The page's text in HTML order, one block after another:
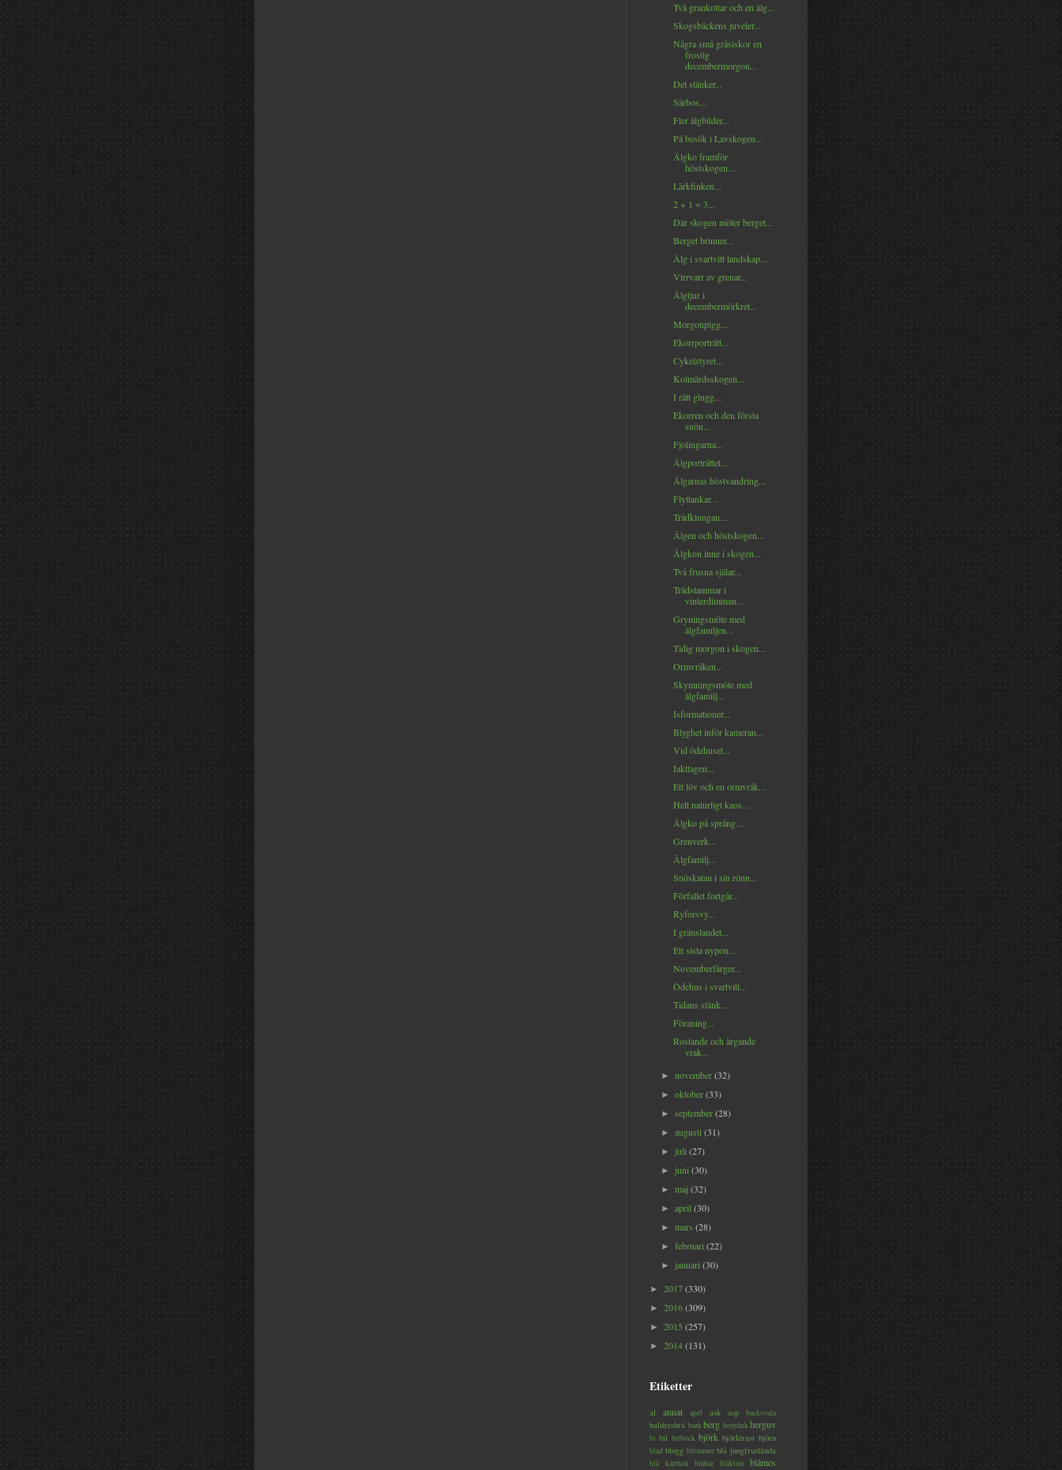
Två grankottar och en älg...
Skogsbäckens juveler...
Några små gråsiskor en
frostig
decembermorgon...
Det stänker...
Särbos...
Fler älgbilder...
På besök i Lavskogen...
Älgko framför
höstskogen...
Lärkfinken...
2 + 1 = 3...
Där skogen möter berget...
Berget brinner...
Älg i svartvitt landskap...
Virrvarr av grenar...
Älgtjur i
decembermörkret...
Morgonpigg...
Ekorrporträtt...
Cykelstyret...
Kolmårdsskogen...
I rätt glugg...
Ekorren och den första
snön...
Fjolingarna...
Älgporträttet...
Älgarnas höstvandring...
Flyttankar...
Trädklungan...
Älgen och höstskogen...
Älgkon inne i skogen...
Två frusna själar...
Trädstammar i
vinterdimman...
Gryningsmöte med
älgfamiljen...
Tidig morgon i skogen...
Ormvråken...
Skymningsmöte med
älgfamilj...
Isformationer...
Blyghet inför kameran...
Vid ödehuset...
Iakttagen...
Ett löv och en ormvråk...
Helt naturligt kaos...
Älgko på språng...
Grenverk...
Älgfamilj...
Snöskatan i sin rönn...
Förfallet fortgår...
Ryforsvy...
I gränslandet...
Ett sista nypon...
Novemberfärger...
Ödehus i svartvitt...
Tidans stänk...
Föraning...
Rostande och ärgande
vrak...
►november(32)
►oktober(33)
►september(28)
►augusti(31)
► juli(27)
► juni(30)
►maj(32)
►april(30)
►mars(28)
►februari(22)
► januari(30)
► 2017(330)
► 2016(309)
► 2015 (257)
► 2014(131)
Etiketter
al annat apel ask asp backsvala
baldersbrå barkberg bergfinkberguv
bi bil bitbock björk björktrast björn
blad blogg blommor blå jungfruslända
blå kärrhök blåbär blåklint
blåmes